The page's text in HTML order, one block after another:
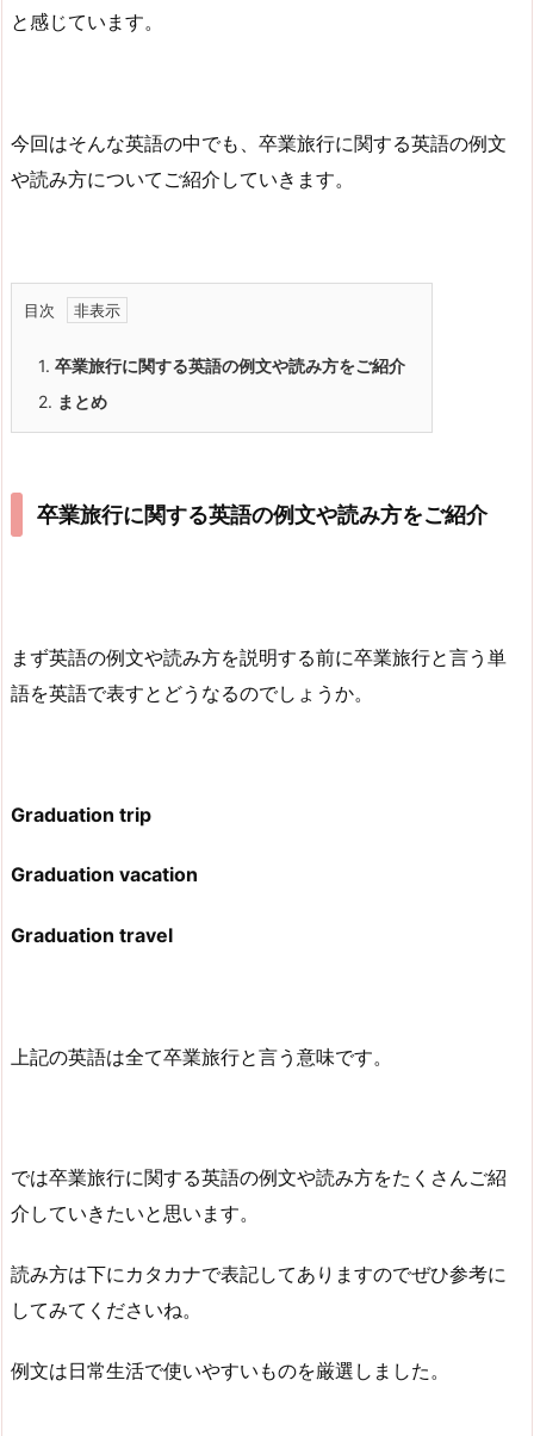
と感じています。
今回はそんな英語の中でも、卒業旅行に関する英語の例文
や読み方についてご紹介していきます。
目次
1. 卒業旅行に関する英語の例文や読み方をご紹介
2. まとめ
卒業旅行に関する英語の例文や読み方をご紹介
まず英語の例文や読み方を説明する前に卒業旅行と言う単
語を英語で表すとどうなるのでしょうか。
Graduation trip
Graduation vacation
Graduation travel
上記の英語は全て卒業旅行と言う意味です。
では卒業旅行に関する英語の例文や読み方をたくさんご紹
介していきたいと思います。
読み方は下にカタカナで表記してありますのでぜひ参考に
してみてくださいね。
例文は日常生活で使いやすいものを厳選しました。